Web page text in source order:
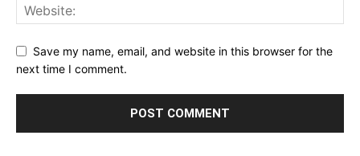
Save my name, email, and website in this browser for the
next time I comment.